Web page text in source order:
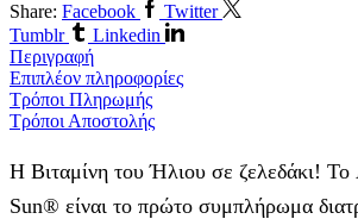
Share: Facebook
Twitter
Tumblr
Linkedin
Περιγραφή
Επιπλέον πληροφορίες
Τρόποι Πληρωμής
Τρόποι Αποστολής
Η Βιταμίνη του Ήλιου σε ζελεδάκι! Το
Sun® είναι το πρώτο συμπλήρωμα